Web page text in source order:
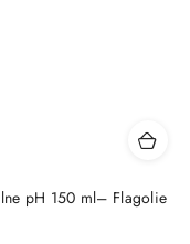
pH 150 ml– Flagolie